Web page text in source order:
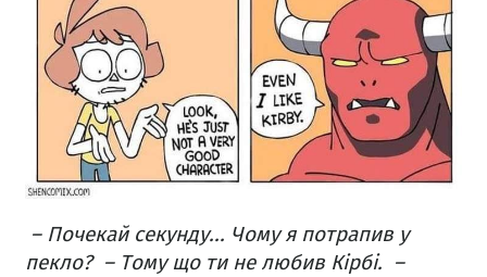
– Почекай секунду... Чому я потрапив у
пекло?– Тому що ти не любив Кірбі. –